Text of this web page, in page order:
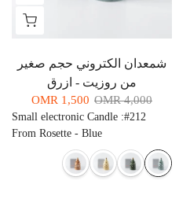
شمعدان الكتروني حجم صغير
من روزيت - ازرق
4,000 OMR
1,500 OMR
#212
:
Small electronic Candle
From Rosette - Blue